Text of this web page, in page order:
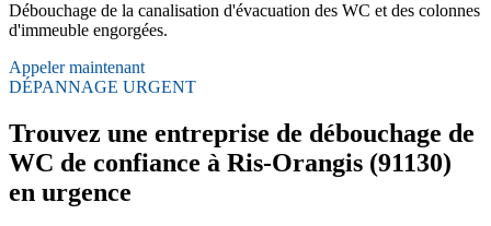
Débouchage de la canalisation d'évacuation des WC et des colonnes
d'immeuble engorgées.
Appeler maintenant
DÉPANNAGE URGENT
Trouvez une entreprise de débouchage de
WC de confiance à Ris-Orangis (91130)
en urgence